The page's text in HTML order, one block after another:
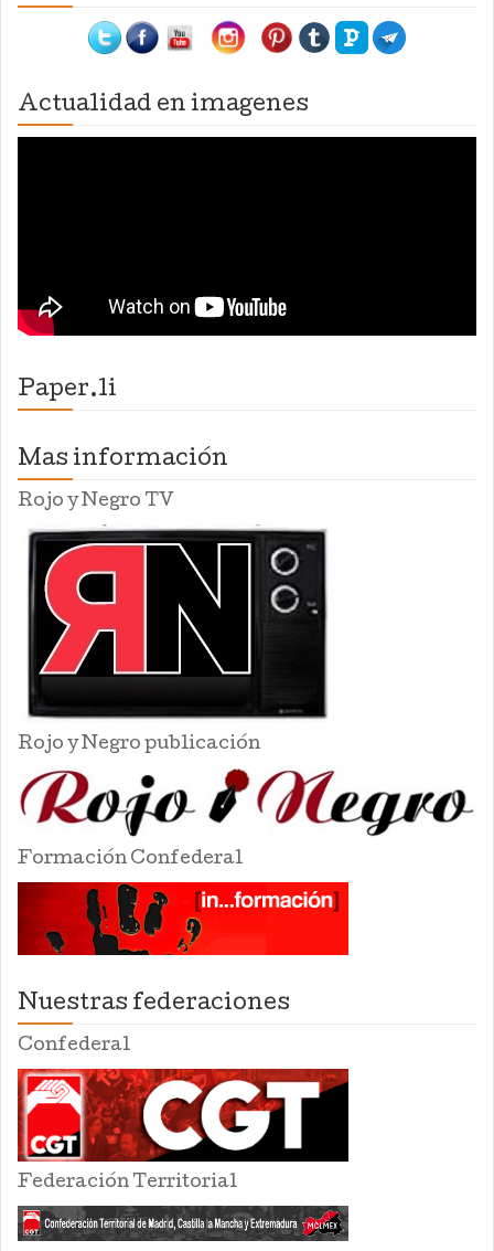
Actualidad en imagenes
Paper.li
Mas información
Rojo y Negro TV
Rojo y Negro publicación
Formación Confederal
Nuestras federaciones
Confederal
Federación Territorial